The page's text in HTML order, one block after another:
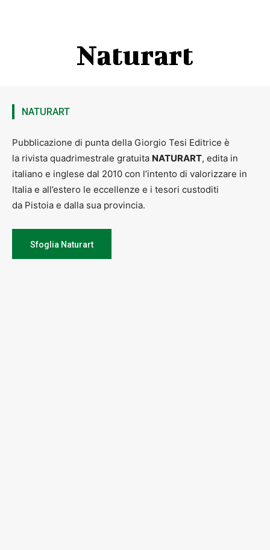
Naturart
NATURART
Pubblicazione di punta della Giorgio Tesi Editrice è
la rivista quadrimestrale gratuita NATURART, edita in
italiano e inglese dal 2010 con l’intento di valorizzare in
Italia e all’estero le eccellenze e i tesori custoditi
da Pistoia e dalla sua provincia.
Sfoglia Naturart